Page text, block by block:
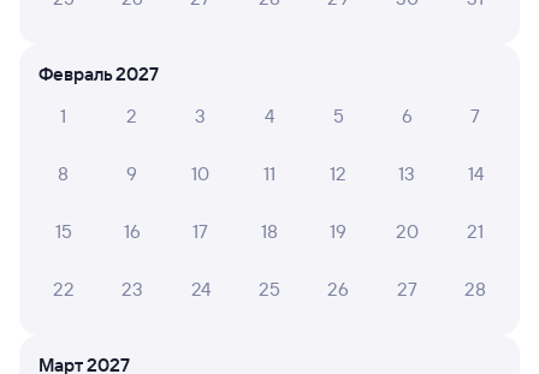
Гостиница Спутник
1 ⁠729 ⁠₽
Николаевский
Отзывы пассажиров Туту о поездах
отрицательные мнения
04 августа 2026 • Поезд 108Я
Февраль 2027
1
2 3 4 5 6 7
8 9 10 11 12 13 14
15 16 17 18 19 20 21
22 23 24 25 26 27 28
Март 2027